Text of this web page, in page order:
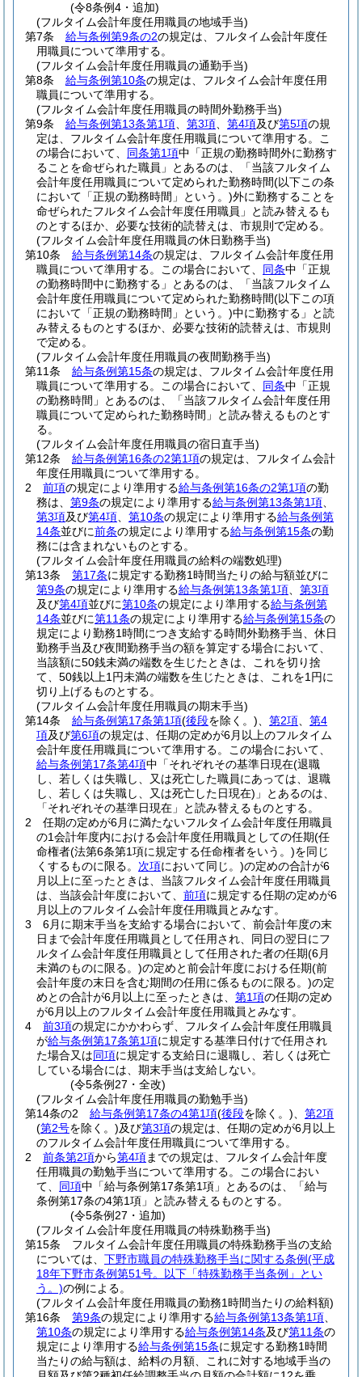
(令8条例4・追加)
(フルタイム会計年度任用職員の地域手当)
第7条
給与条例第9条の2の規定は、フルタイム会計年度任
用職員について準用する。
(フルタイム会計年度任用職員の通勤手当)
第8条
給与条例第10条の規定は、フルタイム会計年度任用
職員について準用する。
(フルタイム会計年度任用職員の時間外勤務手当)
第9条
給与条例第13条第1項 第3項 第4項及び第5項の規
定は、フルタイム会計年度任用職員について準用する。
こ
の場合において、 同条第1項中「正規の勤務時間外に勤務す
ることを命ぜられた職員」とあるのは、「当該フルタイム
会計年度任用職員について定められた勤務時間(以下この条
において「正規の勤務時間」という。)外に勤務することを
命ぜられたフルタイム会計年度任用職員」と読み替えるも
のとするほか、必要な技術的読替えは、市規則で定める。
(フルタイム会計年度任用職員の休日勤務手当)
第10条
給与条例第14条の規定は、フルタイム会計年度任用
職員について準用する。
この場合において、 同条中「正規
の勤務時間中に勤務する」とあるのは、「当該フルタイム
会計年度任用職員について定められた勤務時間(以下この項
において「正規の勤務時間」という。)中に勤務する」と読
み替えるものとするほか、必要な技術的読替えは、市規則
で定める。
(フルタイム会計年度任用職員の夜間勤務手当)
第11条
給与条例第15条の規定は、フルタイム会計年度任用
職員について準用する。
この場合において、 同条中「正規
の勤務時間」とあるのは、「当該フルタイム会計年度任用
職員について定められた勤務時間」と読み替えるものとす
る。
(フルタイム会計年度任用職員の宿日直手当)
第12条
給与条例第16条の2第1項の規定は、フルタイム会計
年度任用職員について準用する。
2
前項の規定により準用する給与条例第16条の2第1項の勤
務は、 第9条の規定により準用する給与条例第13条第1項
第3項及び第4項 第10条の規定により準用する給与条例第
14条並びに前条の規定により準用する給与条例第15条の勤
務には含まれないものとする。
(フルタイム会計年度任用職員の給料の端数処理)
第13条
第17条に規定する勤務1時間当たりの給与額並びに
第9条の規定により準用する給与条例第13条第1項
第3項
及び第4項並びに第10条の規定により準用する給与条例第
14条並びに第11条の規定により準用する給与条例第15条の
規定により勤務1時間につき支給する時間外勤務手当、休日
勤務手当及び夜間勤務手当の額を算定する場合において、
当該額に50銭未満の端数を生じたときは、これを切り捨
て、50銭以上1円未満の端数を生じたときは、これを1円に
切り上げるものとする。
(フルタイム会計年度任用職員の期末手当)
第14条
給与条例第17条第1項(後段を除く。) 第2項
第4
項及び第6項の規定は、任期の定めが6月以上のフルタイム
会計年度任用職員について準用する。
この場合において、
給与条例第17条第4項中「それぞれその基準日現在(退職
し、若しくは失職し、又は死亡した職員にあっては、退職
し、若しくは失職し、又は死亡した日現在) 」とあるのは、
「それぞれその基準日現在」と読み替えるものとする。
2
任期の定めが6月に満たないフルタイム会計年度任用職員
の1会計年度内における会計年度任用職員としての任期(任
命権者(法第6条第1項に規定する任命権者をいう。)を同じ
くするものに限る。 次項において同じ。)の定めの合計が6
月以上に至ったときは、当該フルタイム会計年度任用職員
は、当該会計年度において、 前項に規定する任期の定めが6
月以上のフルタイム会計年度任用職員とみなす。
3
6月に期末手当を支給する場合において、前会計年度の末
日まで会計年度任用職員として任用され、同日の翌日にフ
ルタイム会計年度任用職員として任用された者の任期(6月
未満のものに限る。)の定めと前会計年度における任期(前
会計年度の末日を含む期間の任用に係るものに限る。)の定
めとの合計が6月以上に至ったときは、 第1項の任期の定め
が6月以上のフルタイム会計年度任用職員とみなす。
4
前3項の規定にかかわらず、フルタイム会計年度任用職員
が給与条例第17条第1項に規定する基準日付けで任用され
た場合又は同項に規定する支給日に退職し、若しくは死亡
している場合には、期末手当は支給しない。
(令5条例27・全改)
(フルタイム会計年度任用職員の勤勉手当)
第14条の2
給与条例第17条の4第1項(後段を除く。)
第2項
(第2号を除く。)及び第3項の規定は、任期の定めが6月以上
のフルタイム会計年度任用職員について準用する。
2
前条第2項から第4項までの規定は、フルタイム会計年度
任用職員の勤勉手当について準用する。
この場合におい
て、 同項中「給与条例第17条第1項」とあるのは、「給与
条例第17条の4第1項」と読み替えるものとする。
(令5条例27・追加)
(フルタイム会計年度任用職員の特殊勤務手当)
第15条
フルタイム会計年度任用職員の特殊勤務手当の支給
については、 下野市職員の特殊勤務手当に関する条例(平成
18年下野市条例第51号。以下「特殊勤務手当条例」とい
う。)の例による。
(フルタイム会計年度任用職員の勤務1時間当たりの給料額)
第16条
第9条の規定により準用する給与条例第13条第1項
第10条の規定により準用する給与条例第14条及び第11条の
規定により準用する給与条例第15条に規定する勤務1時間
当たりの給与額は、給料の月額、これに対する地域手当の